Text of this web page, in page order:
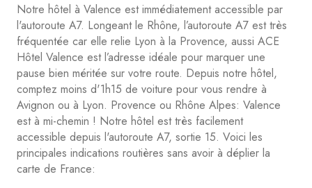
Notre hôtel à Valence est immédiatement accessible par
l'autoroute A7. Longeant le Rhône, l’autoroute A7 est très
fréquentée car elle relie Lyon à la Provence, aussi ACE
Hôtel Valence est l’adresse idéale pour marquer une
pause bien méritée sur votre route. Depuis notre hôtel,
comptez moins d'1h15 de voiture pour vous rendre à
Avignon ou à Lyon. Provence ou Rhône Alpes: Valence
est à mi-chemin ! Notre hôtel est très facilement
accessible depuis l'autoroute A7, sortie 15. Voici les
principales indications routières sans avoir à déplier la
carte de France: